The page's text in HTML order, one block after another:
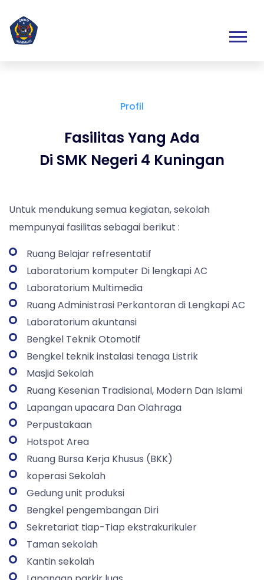
Profil
Fasilitas Yang Ada
Di SMK Negeri 4 Kuningan
Untuk mendukung semua kegiatan, sekolah
mempunyai fasilitas sebagai berikut :
Ruang Belajar refresentatif
Laboratorium komputer Di lengkapi AC
Laboratorium Multimedia
Ruang Administrasi Perkantoran di Lengkapi AC
Laboratorium akuntansi
Bengkel Teknik Otomotif
Bengkel teknik instalasi tenaga Listrik
Masjid Sekolah
Ruang Kesenian Tradisional, Modern Dan Islami
Lapangan upacara Dan Olahraga
Perpustakaan
Hotspot Area
Ruang Bursa Kerja Khusus (BKK)
koperasi Sekolah
Gedung unit produksi
Bengkel pengembangan Diri
Sekretariat tiap-Tiap ekstrakurikuler
Taman sekolah
Kantin sekolah